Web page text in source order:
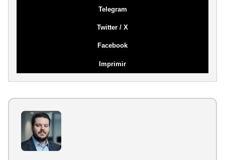
Telegram
Twitter / X
Facebook
Imprimir